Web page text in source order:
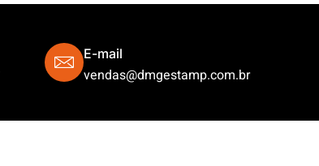
E-mail
vendas@dmgestamp.com.br